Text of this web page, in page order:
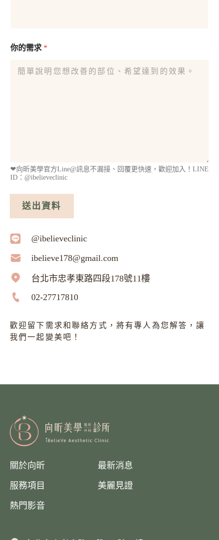
@ibelieveclinic
ibelieve178@gmail.com
台北市忠孝東路四段178號11樓
02-27717810
歡迎留下需求和聯絡方式，將有專人為您解答，讓
我們一起變美吧！
你的需求 *
❤︎向昕美學官方Line@訊息不漏接、回覆更快速，歡迎加入！LINE
ID：@ibelieveclinic
送出資料
關於向昕 最新消息
服務項目 美麗見證
熱門影音